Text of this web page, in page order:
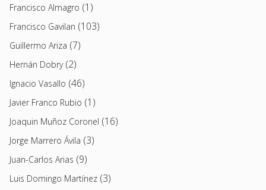
Francisco Almagro (1)
Francisco Gavilan (103)
Guillermo Ariza (7)
Hernán Dobry(2)
Ignacio Vasallo (46)
Javier Franco Rubio (1)
Joaquin Muñoz Coronel (16)
Jorge Marrero Ávila (3)
Juan-Carlos Arias (9)
Luis Domingo Martínez (3)